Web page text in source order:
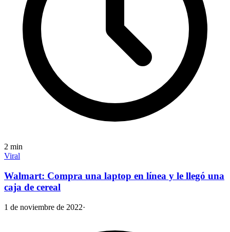
2 min
Viral
Walmart: Compra una laptop en línea y le llegó una
caja de cereal
1 de noviembre de 2022·